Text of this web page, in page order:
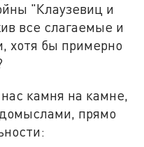
"Клаузевиц и
все слагаемые и
хотя бы примерно
камня на камне,
прямо